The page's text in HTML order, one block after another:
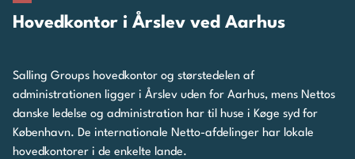
dig bedst muligt i jobbet.
forretningen eller i en lederstilling, så hjælper vi
skræddersyede faglige forløb og udveksler
koncernen.
Hovedkontor i Årslev ved Aarhus
Salling Groups hovedkontor og størstedelen af
administrationen ligger i Årslev uden for Aarhus, mens Nettos
danske ledelse og administration har til huse i Køge syd for
København. De internationale Netto-afdelinger har lokale
hovedkontorer i de enkelte lande.